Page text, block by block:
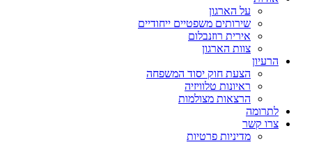
על הארגון
שירותים משפטיים ייחודיים
אירית רוזנבלום
צוות הארגון
הרעיון
הצעת חוק יסוד המשפחה
ראיונות טלוויזיה
הרצאות מצולמות
לתרומה
צרו קשר
מדיניות פרטיות